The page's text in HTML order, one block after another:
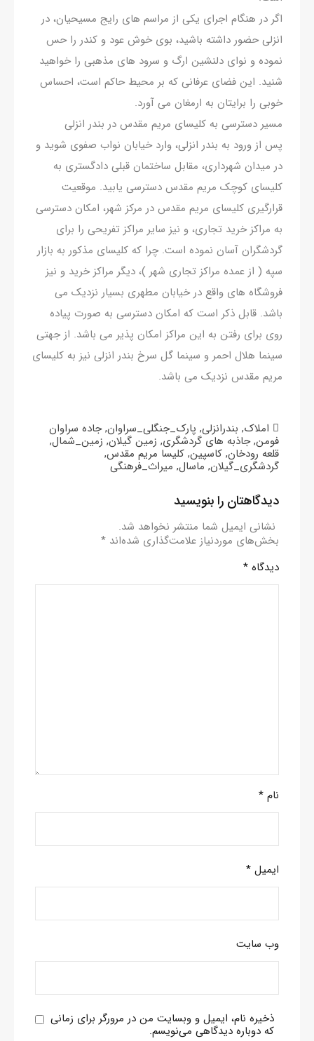
اگر در هنگام اجرای یکی از مراسم های رایج مسیحیان، در
انزلی حضور داشته باشید، بوی خوش عود و کندر را حس
نموده و نوای دلنشین ارگ و سرود های مذهبی را خواهید
شنید. این فضای عرفانی که بر محیط حاکم است، احساس
خوبی را برایتان به ارمغان می آورد.
مسیر دسترسی به کلیسای مریم مقدس در بندر انزلی
پس از ورود به بندر انزلی، وارد خیابان نواب صفوی شوید و
در میدان شهرداری، مقابل ساختمان قبلی دادگستری به
کلیسای کوچک مریم مقدس دسترسی یابید. موقعیت
قرارگیری کلیسای مریم مقدس در مرکز شهر، امکان دسترسی
به مراکز خرید تجاری، و نیز سایر مراکز تفریحی را برای
گردشگران آسان نموده است. چرا که کلیسای مذکور به بازار
سپه ( از عمده مراکز تجاری شهر )، دیگر مراکز خرید و نیز
فروشگاه های واقع در خیابان مطهری بسیار نزدیک می
باشد. قابل ذکر است که امکان دسترسی به صورت پیاده
روی برای رفتن به این مراکز امکان پذیر می باشد. از جهتی
سینما هلال احمر و سینما گل سرخ بندر انزلی نیز به کلیسای
مریم مقدس نزدیک می باشد.
املاک, بندرانزلی, پارک_جنگلی_سراوان,جاده سراوان
فومن,جاذبه های گردشگری, زمین گیلان, زمین_شمال,
قلعه رودخان, کاسپین, کلیسا مریم مقدس,
گردشگری_گیلان, ماسال, میراث_فرهنگی
دیدگاهتان را بنویسید
نشانی ایمیل شما منتشر نخواهد شد.
بخش‌های موردنیاز علامت‌گذاری شده‌اند *
دیدگاه *
نام *
ایمیل *
وب‌ سایت
ذخیره نام، ایمیل و وبسایت من در مرورگر برای زمانی
که دوباره دیدگاهی می‌نویسم.